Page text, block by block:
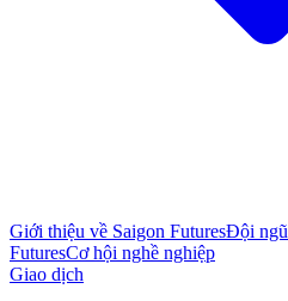
Giới thiệu về Saigon FuturesĐội ngũ
FuturesCơ hội nghề nghiệp
Giao dịch